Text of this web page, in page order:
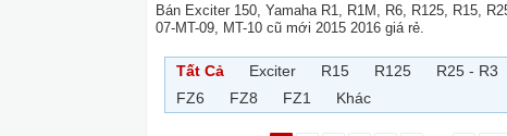
Bán Exciter 150, Yamaha R1, R1M, R6, R125, R15,
07-MT-09, MT-10 cũ mới 2015 2016 giá rẻ.
Tất Cả Exciter R15 R125 R25 - R3
FZ6
FZ8 FZ1 Khác